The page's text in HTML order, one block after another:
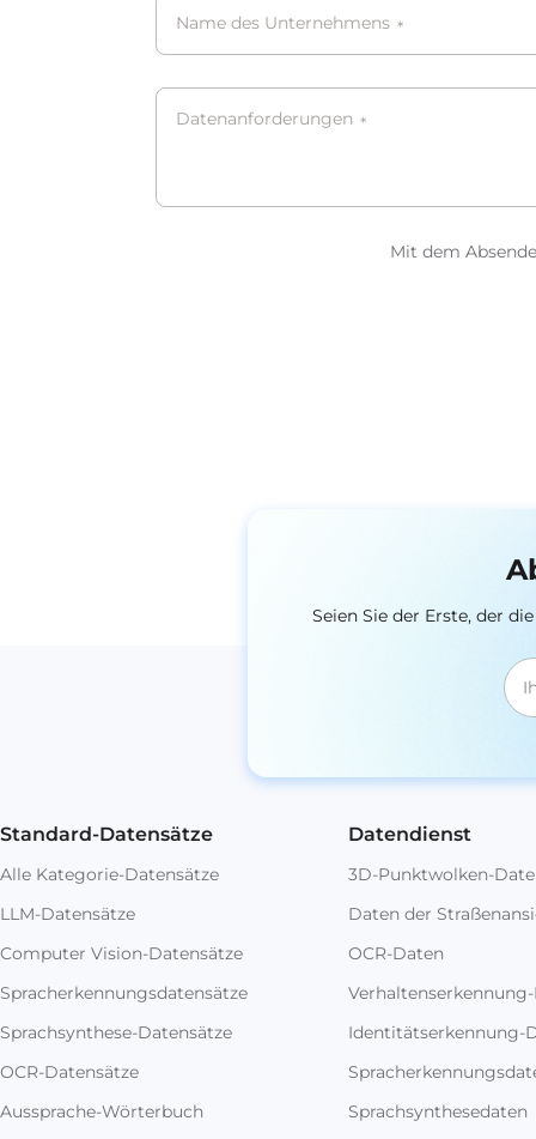
Name des Unternehmens *
Datenanforderungen *
Mit dem
Seien Sie der Erste, der
Standard-Datensätze
Alle Kategorie-Datensätze
LLM-Datensätze
Computer Vision-Datensätze
Spracherkennungsdatensätze
Sprachsynthese-Datensätze
OCR-Datensätze
Aussprache-Wörterbuch
Datendienst
3D-Punktwolken-
Daten der
OCR-Daten
Identitätserkennung-
Sprachsynthesedaten